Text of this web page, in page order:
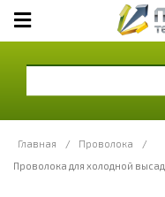
Главная / Проволока
/
Проволока для холодной